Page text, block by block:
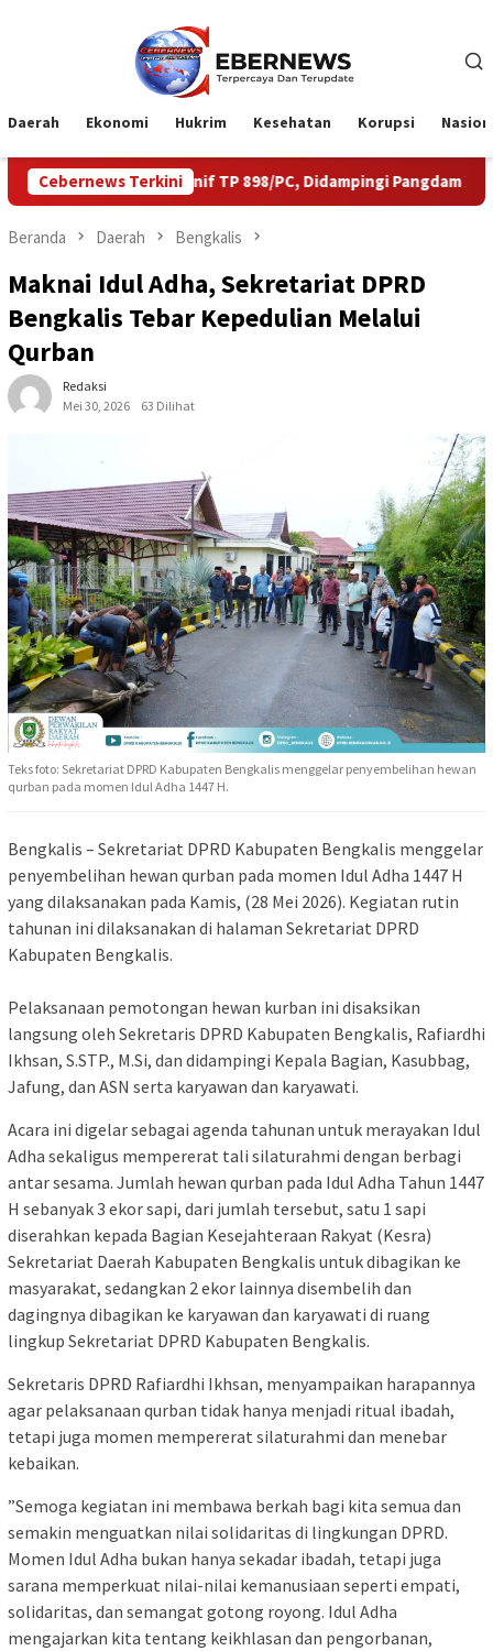
Daerah Ekonomi Hukrim Kesehatan Korupsi
Cebernews Terkini
TP 898/PC, Didampingi Pangdam XIX Tuanku Tambusai
Beranda Daerah Bengkalis
Maknai Idul Adha, Sekretariat DPRD
Bengkalis Tebar Kepedulian Melalui
Qurban
Redaksi
Mei 30, 2026
63 Dilihat
Teks foto: Sekretariat DPRD Kabupaten Bengkalis menggelar penyembelihan hewan
qurban pada momen Idul Adha 1447 H.
Bengkalis – Sekretariat DPRD Kabupaten Bengkalis menggelar
penyembelihan hewan qurban pada momen Idul Adha 1447 H
yang dilaksanakan pada Kamis, (28 Mei 2026). Kegiatan rutin
tahunan ini dilaksanakan di halaman Sekretariat DPRD
Kabupaten Bengkalis.
‎Pelaksanaan pemotongan hewan kurban ini disaksikan
langsung oleh Sekretaris DPRD Kabupaten Bengkalis, Rafiardhi
Ikhsan, S.STP., M.Si, dan didampingi Kepala Bagian, Kasubbag,
Jafung, dan ASN serta karyawan dan karyawati.
Acara ini digelar sebagai agenda tahunan untuk merayakan Idul
Adha sekaligus mempererat tali silaturahmi dengan berbagi
antar sesama. Jumlah hewan qurban pada Idul Adha Tahun 1447
H sebanyak 3 ekor sapi, dari jumlah tersebut, satu 1 sapi
diserahkan kepada Bagian Kesejahteraan Rakyat (Kesra)
Sekretariat Daerah Kabupaten Bengkalis untuk dibagikan ke
masyarakat, sedangkan 2 ekor lainnya disembelih dan
dagingnya dibagikan ke karyawan dan karyawati di ruang
lingkup Sekretariat DPRD Kabupaten Bengkalis.
‎‎Sekretaris DPRD Rafiardhi Ikhsan, menyampaikan harapannya
agar pelaksanaan qurban tidak hanya menjadi ritual ibadah,
tetapi juga momen mempererat silaturahmi dan menebar
kebaikan.
‎”Semoga kegiatan ini membawa berkah bagi kita semua dan
semakin menguatkan nilai solidaritas di lingkungan DPRD.
Momen Idul Adha bukan hanya sekadar ibadah, tetapi juga
sarana memperkuat nilai-nilai kemanusiaan seperti empati,
solidaritas, dan semangat gotong royong. Idul Adha
mengajarkan kita tentang keikhlasan dan pengorbanan,